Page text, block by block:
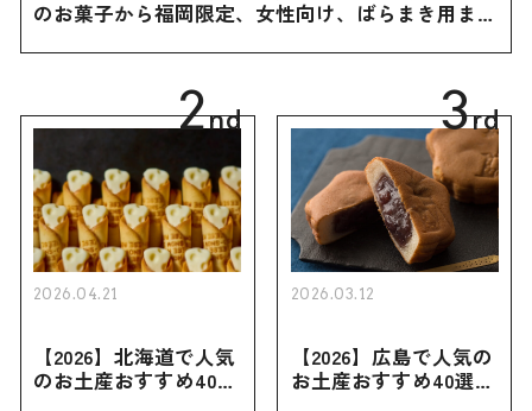
のお菓子から福岡限定、女性向け、ばらまき用まで
2nd
2026.04.21
【2026】北海道で人気
のお土産おすすめ40選
3rd
2026.03.12
【2026】広島で人気の
お土産おすすめ40選｜